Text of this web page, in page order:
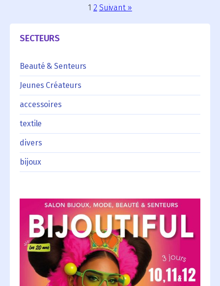
1 2 Suivant »
SECTEURS
Beauté & Senteurs
Jeunes Créateurs
accessoires
textile
divers
bijoux